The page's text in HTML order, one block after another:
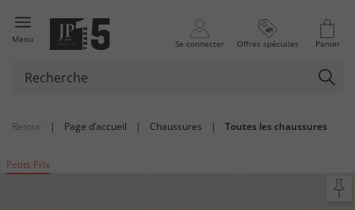
Menu Se connecter Offres spéciales Panier
Retour | Page d’accueil | Chaussures | Toutes les chaussures
Petits Prix